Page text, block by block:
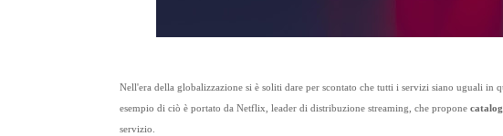
Nell'era della globalizzazione si è soliti dare per scontato che tutti i servizi siano uguali in
esempio di ciò è portato da Netflix, leader di distribuzione streaming, che propone
servizio.